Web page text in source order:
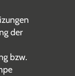
der
bzw.